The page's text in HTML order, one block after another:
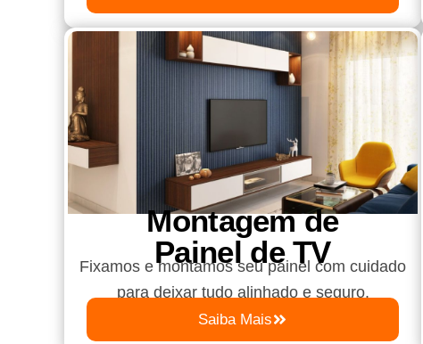
Montagem de
Painel de TV
Fixamos e montamos seu painel com cuidado
para deixar tudo alinhado e seguro.
Saiba Mais